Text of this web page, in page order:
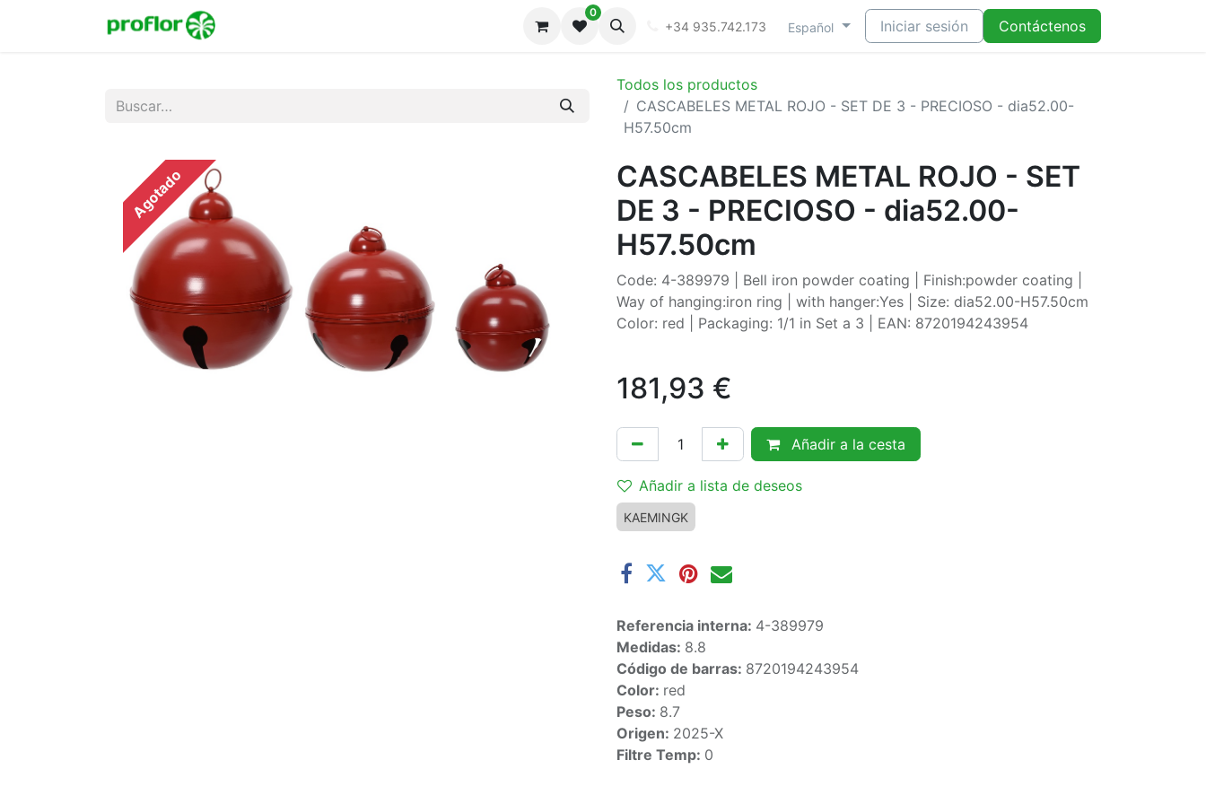
0
+34 935.742.173 Español Iniciar sesión Contáctenos
Todos los productos
CASCABELES METAL ROJO - SET DE 3 - PRECIOSO - dia52.00-
H57.50cm
Agotado
CASCABELES METAL ROJO - SET
DE 3 - PRECIOSO - dia52.00-
H57.50cm
Code: 4-389979 | Bell iron powder coating | Finish:powder coating |
Way of hanging:iron ring | with hanger:Yes | Size: dia52.00-H57.50cm
Color: red | Packaging: 1/1 in Set a 3 | EAN: 8720194243954
181,93 €
Añadir a la cesta
Añadir a lista de deseos
KAEMINGK
Referencia interna: 4-389979
Medidas: 8.8
Código de barras: 8720194243954
Color: red
Peso: 8.7
Origen: 2025-X
Filtre Temp: 0